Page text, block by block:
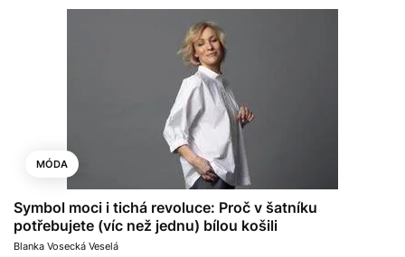
MÓDA
Symbol moci i tichá revoluce: Proč v šatníku
potřebujete (víc než jednu) bílou košili
Blanka Vosecká Veselá